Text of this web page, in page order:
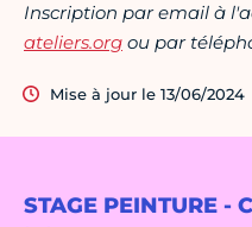
STAGE PEINTURE -
Inscription par email à
ateliers.org ou par
Mise à jour le 13/06/2024